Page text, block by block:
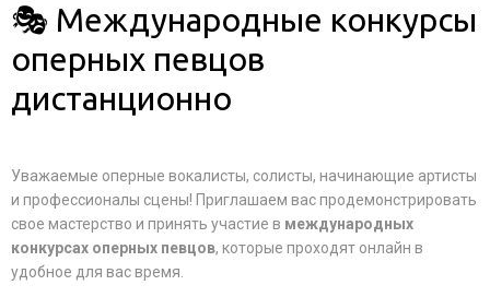
🎭 Международные конкурсы
оперных певцов
дистанционно
Уважаемые оперные вокалисты, солисты, начинающие артисты
и профессионалы сцены! Приглашаем вас продемонстрировать
свое мастерство и принять участие в международных
конкурсах оперных певцов, которые проходят онлайн в
удобное для вас время.